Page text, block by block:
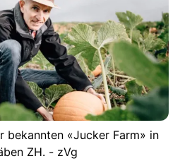
bekannten «Jucker Farm» in
ZH. - zVg